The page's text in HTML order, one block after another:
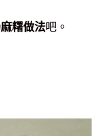
糬做法吧。